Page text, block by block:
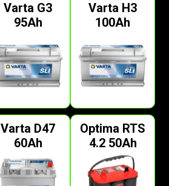
Varta G3
95Ah
Varta H3
100Ah
Varta D47
60Ah
Optima RTS
4.2 50Ah